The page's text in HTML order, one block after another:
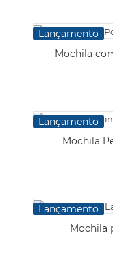
Lançamento
Mochila
Lançamento
Mochila
Lançamento
Mochila